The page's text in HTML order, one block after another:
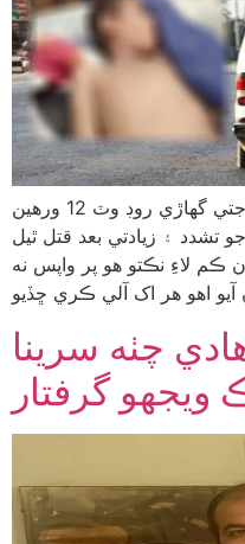
ميهڙ ۾ دل ڏاريندڙ واقعو پيش آيو جتي گهاڙي روڊ وٽ 12 ورهين
تشدد ۽ زيادتي بعد قتل ٿيل
ڪم لاءِ نڪتو هو پر واپس نه
چٺه سرينا
گرفتار